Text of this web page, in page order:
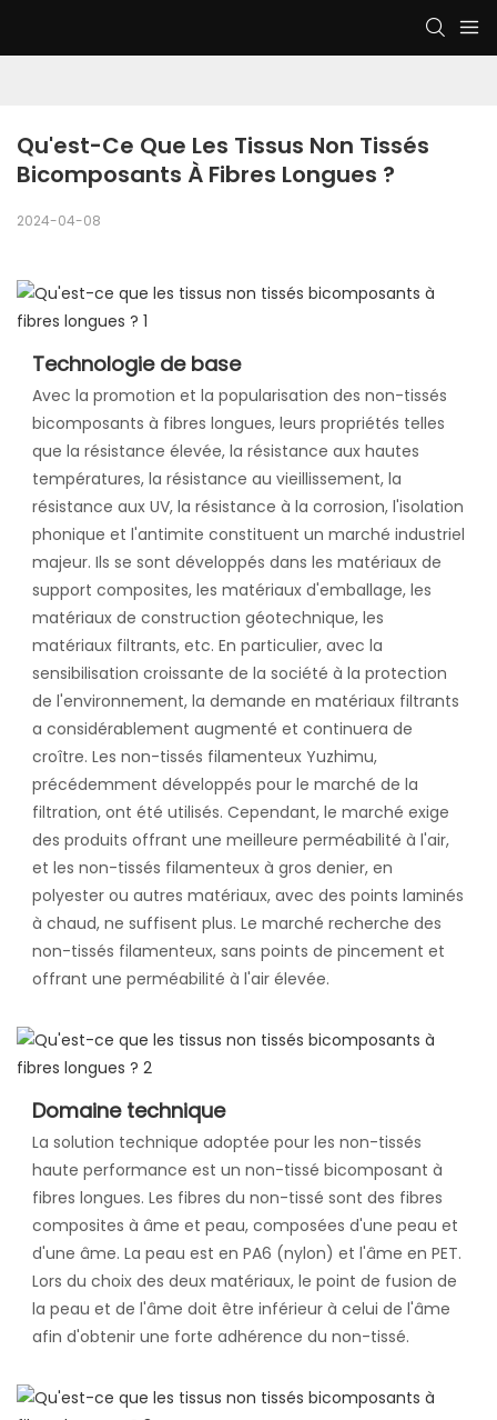
Qu'est-Ce Que Les Tissus Non Tissés
Bicomposants À Fibres Longues ?
2024-04-08
Technologie de base
Avec la promotion et la popularisation des non-tissés
bicomposants à fibres longues, leurs propriétés telles
que la résistance élevée, la résistance aux hautes
températures, la résistance au vieillissement, la
résistance aux UV, la résistance à la corrosion, l'isolation
phonique et l'antimite constituent un marché industriel
majeur. Ils se sont développés dans les matériaux de
support composites, les matériaux d'emballage, les
matériaux de construction géotechnique, les
matériaux filtrants, etc. En particulier, avec la
sensibilisation croissante de la société à la protection
de l'environnement, la demande en matériaux filtrants
a considérablement augmenté et continuera de
croître. Les non-tissés filamenteux Yuzhimu,
précédemment développés pour le marché de la
filtration, ont été utilisés. Cependant, le marché exige
des produits offrant une meilleure perméabilité à l'air,
et les non-tissés filamenteux à gros denier, en
polyester ou autres matériaux, avec des points laminés
à chaud, ne suffisent plus. Le marché recherche des
non-tissés filamenteux, sans points de pincement et
offrant une perméabilité à l'air élevée.
Domaine technique
La solution technique adoptée pour les non-tissés
haute performance est un non-tissé bicomposant à
fibres longues. Les fibres du non-tissé sont des fibres
composites à âme et peau, composées d'une peau et
d'une âme. La peau est en PA6 (nylon) et l'âme en PET.
Lors du choix des deux matériaux, le point de fusion de
la peau et de l'âme doit être inférieur à celui de l'âme
afin d'obtenir une forte adhérence du non-tissé.